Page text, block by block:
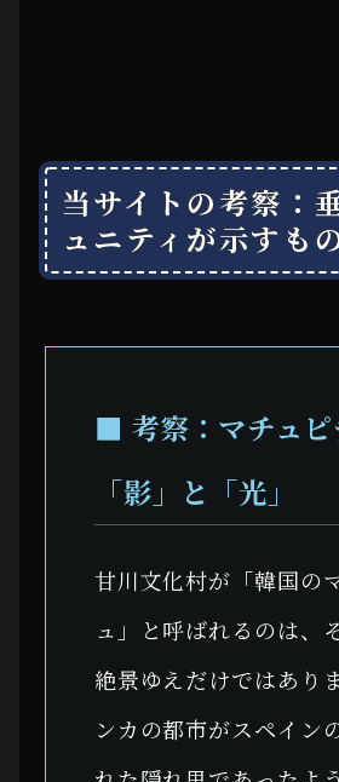
当サイトの考察：
ュニティが示すも
■ 考察：マチュピ
「影」と「光」
甘川文化村が「韓国の
ュ」と呼ばれるのは、
絶景ゆえだけではあり
ンカの都市がスペイン